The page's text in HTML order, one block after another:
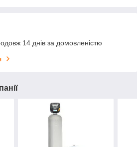
14 днів за домовленістю